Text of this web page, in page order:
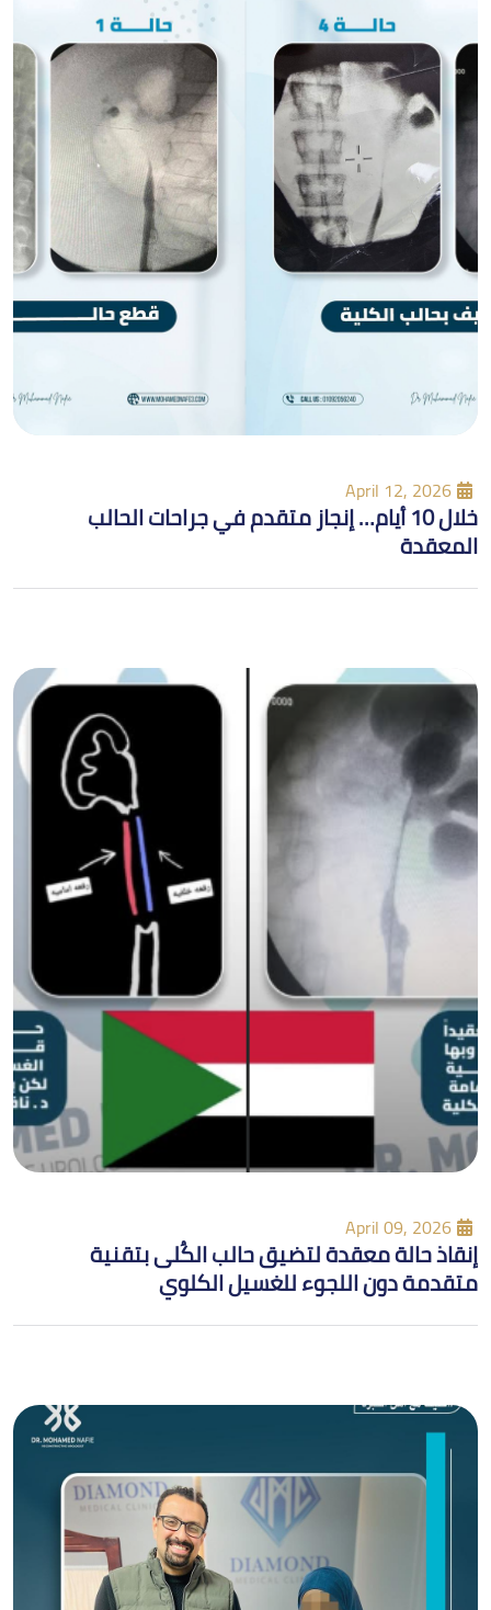
April 12, 2026
خلال 10 أيام… إنجاز متقدم في جراحات الحالب
المعقدة
April 09, 2026
إنقاذ حالة معقدة لتضيق حالب الكُلى بتقنية
متقدمة دون اللجوء للغسيل الكلوي